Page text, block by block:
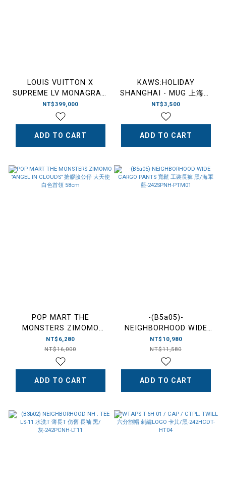
LOUIS VUITTON X
SUPREME LV MONAGRAM
LEATHER BASEBALL
JACKET 老花 皮外套 棒球
外套
NT$399,000
ADD TO CART
KAWS:HOLIDAY
SHANGHAI - MUG 上海假
期限定 2024 陶瓷馬克杯
NT$3,500
ADD TO CART
POP MART THE
MONSTERS ZIMOMO
"ANGEL IN CLOUDS" 搪膠
臉公仔 大天使 白色首領
58cm
NT$6,280
NT$16,000
ADD TO CART
-(B5a05)-
NEIGHBORHOOD WIDE
CARGO PANTS 寬鬆 工裝
長褲 黑/海軍藍-242SPNH-
PTM01
NT$10,980
NT$11,580
ADD TO CART